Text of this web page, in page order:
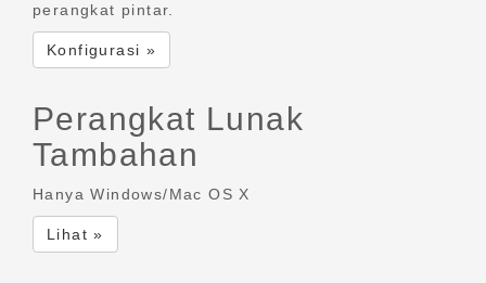
perangkat pintar.
Konfigurasi »
Perangkat Lunak
Tambahan
Hanya Windows/Mac OS X
Lihat »